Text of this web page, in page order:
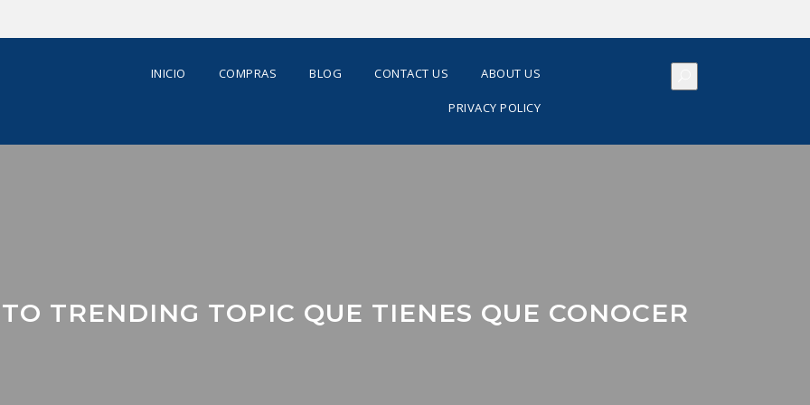
INICIO COMPRAS BLOG CONTACT US ABOUT US
PRIVACY POLICY
TRENDING TOPIC QUE TIENES QUE CONOCER